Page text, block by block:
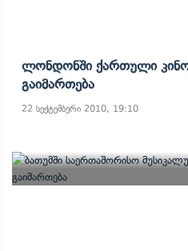
Ლონდონში Ქართული
Გაიმართება
22 სექტემბერი 2010, 19:10